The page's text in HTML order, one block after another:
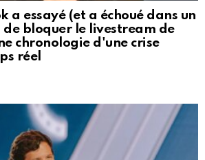
a essayé (et a échoué dans un
bloquer le livestream de
chronologie d'une crise
réel